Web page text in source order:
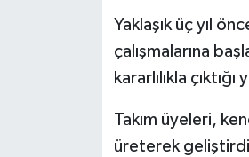
Yaklaşık üç yıl
çalışmalarına
kararlılıkla
Takım üyeleri,
üreterek